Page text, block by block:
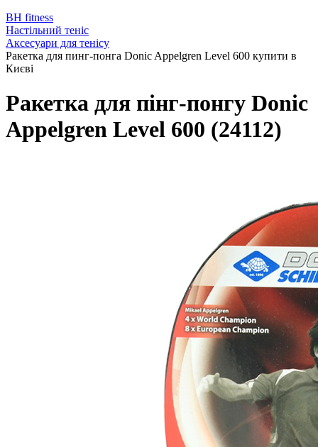
BH fitness
Настільний теніс
Аксесуари для тенісу
Ракетка для пинг-понга Donic Appelgren Level 600 купити в
Києві
Ракетка для пінг-понгу Donic
Appelgren Level 600 (24112)